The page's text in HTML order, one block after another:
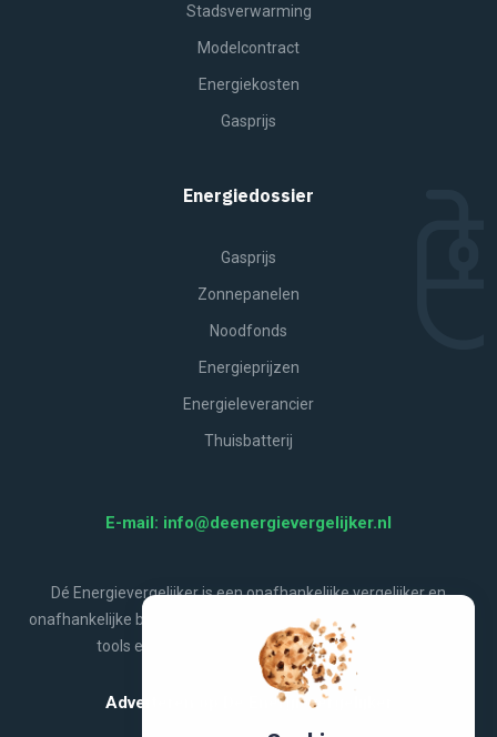
Stadsverwarming
Modelcontract
Energiekosten
Gasprijs
Energiedossier
Gasprijs
Zonnepanelen
Noodfonds
Energieprijzen
Energieleverancier
Thuisbatterij
E-mail: info@deenergievergelijker.nl
Dé Energievergelijker is een onafhankelijke vergelijker en
onafhankelijke bron van energienieuws, aanbiedingen, handige
tools en alles wat jij wilt weten over energie.
Adverteren op De Energievergelijker